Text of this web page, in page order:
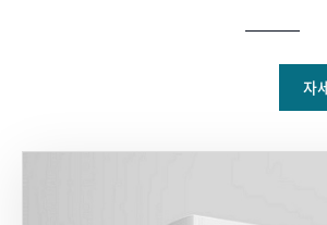
fnctId=sitemenu,menuViewType=tab
자